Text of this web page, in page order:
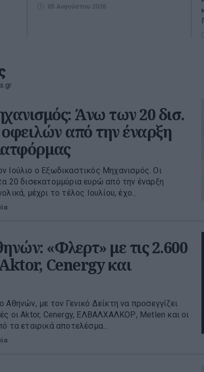
05 Αυγούστου 2026
Άνω των 20 δισ.
από την έναρξη
Ιούλιο ο Εξωδικαστικός Μηχανισμός. Οι
20 δισεκατομμύρια ευρώ από την έναρξη
μέχρι το τέλος Ιουλίου, έχο...
«Φλερτ» με τις 2.600
Cenergy και
Αθηνών, με τον Γενικό Δείκτη να προσεγγίζει
οι Aktor, Cenergy, ΕΛΒΑΛΧΑΛΚΟΡ, Metlen και οι
τα εταιρικά αποτελέσμα...